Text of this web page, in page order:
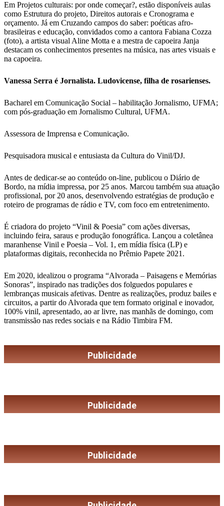
Em Projetos culturais: por onde começar?, estão disponíveis aulas
como Estrutura do projeto, Direitos autorais e Cronograma e
orçamento. Já em Cruzando campos do saber: poéticas afro-
brasileiras e educação, convidados como a cantora Fabiana Cozza
(foto), a artista visual Aline Motta e a mestra de capoeira Janja
destacam os conhecimentos presentes na música, nas artes visuais e
na capoeira.
Vanessa Serra é Jornalista. Ludovicense, filha de rosarienses.
Bacharel em Comunicação Social – habilitação Jornalismo, UFMA;
com pós-graduação em Jornalismo Cultural, UFMA.
Assessora de Imprensa e Comunicação.
Pesquisadora musical e entusiasta da Cultura do Vinil/DJ.
Antes de dedicar-se ao conteúdo on-line, publicou o Diário de
Bordo, na mídia impressa, por 25 anos. Marcou também sua atuação
profissional, por 20 anos, desenvolvendo estratégias de produção e
roteiro de programas de rádio e TV, com foco em entretenimento.
É criadora do projeto “Vinil & Poesia” com ações diversas,
incluindo feira, saraus e produção fonográfica. Lançou a coletânea
maranhense Vinil e Poesia – Vol. 1, em mídia física (LP) e
plataformas digitais, reconhecida no Prêmio Papete 2021.
Em 2020, idealizou o programa “Alvorada – Paisagens e Memórias
Sonoras”, inspirado nas tradições dos folguedos populares e
lembranças musicais afetivas. Dentre as realizações, produz bailes e
circuitos, a partir do Alvorada que tem formato original e inovador,
100% vinil, apresentado, ao ar livre, nas manhãs de domingo, com
transmissão nas redes sociais e na Rádio Timbira FM.
Publicidade
Publicidade
Publicidade